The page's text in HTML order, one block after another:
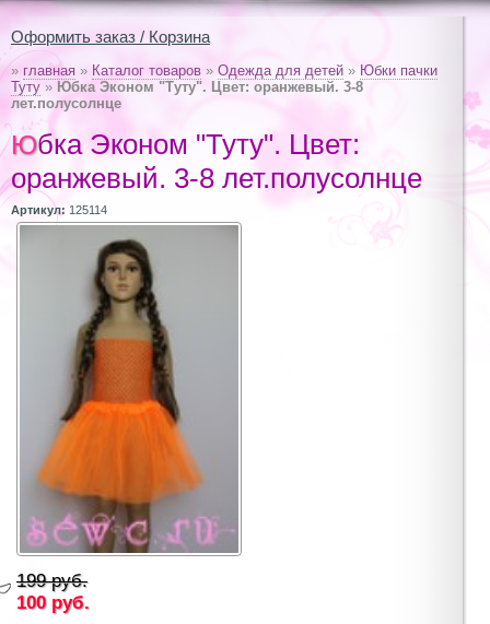
Оформить заказ / Корзина
» главная » Каталог товаров » Одежда для детей » Юбки пачки
Туту » Юбка Эконом "Туту". Цвет: оранжевый. 3-8
лет.полусолнце
Юбка Эконом "Туту". Цвет:
оранжевый. 3-8 лет.полусолнце
Артикул: 125114
199 руб.
100 руб.